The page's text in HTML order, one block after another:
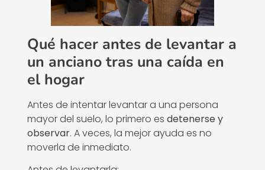
Qué hacer antes de levantar a
un anciano tras una caída en
el hogar
Antes de intentar levantar a una persona
mayor del suelo, lo primero es detenerse y
observar. A veces, la mejor ayuda es no
moverla de inmediato.